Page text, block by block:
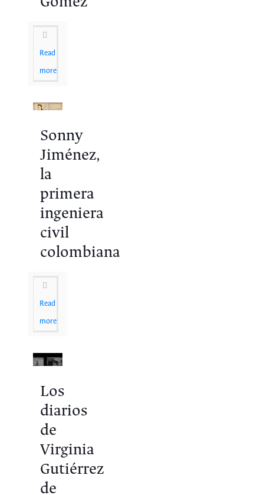
Read
more
Sonny
Jiménez,
la
primera
ingeniera
civil
colombiana
Read
more
Los
diarios
de
Virginia
Gutiérrez
de